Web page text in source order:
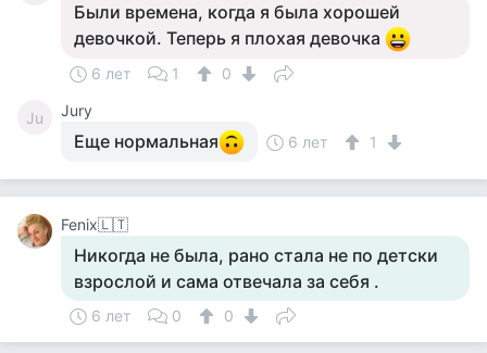
Были времена, когда я была хорошей
девочкой. Теперь я плохая девочка
6 лет 1 0
Ju Jury
Еще нормальная 6 лет 1
Fenix🇱🇹
Никогда не была, рано стала не по детски
взрослой и сама отвечала за себя .
6 лет 0 0